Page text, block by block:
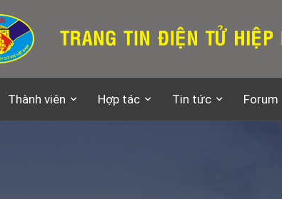
Thành viên Hợp tác Tin tức Forum